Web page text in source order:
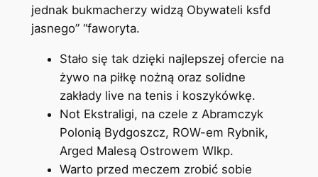
jednak bukmacherzy widzą Obywateli ksfd
jasnego” “faworyta.
Stało się tak dzięki najlepszej ofercie na
żywo na piłkę nożną oraz solidne
zakłady live na tenis i koszykówkę.
Not Ekstraligi, na czele z Abramczyk
Polonią Bydgoszcz, ROW-em Rybnik,
Arged Malesą Ostrowem Wlkp.
Warto przed meczem zrobić sobie